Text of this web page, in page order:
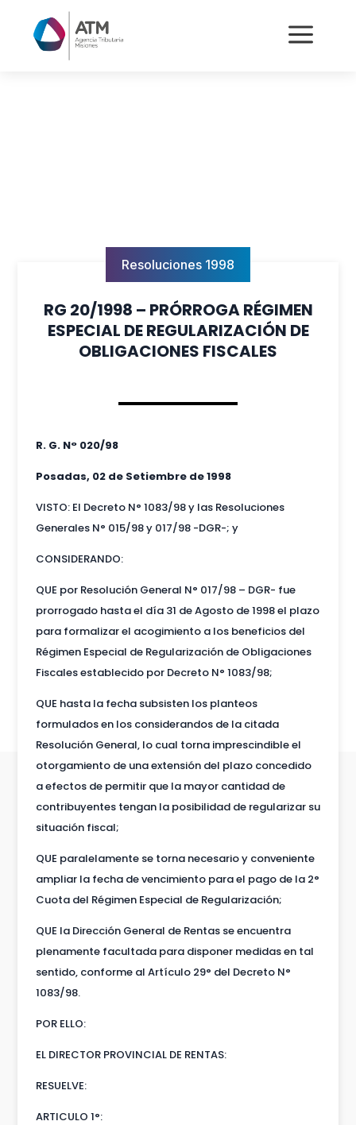
a
Resoluciones 1998
RG 20/1998 – PRÓRROGA RÉGIMEN
ESPECIAL DE REGULARIZACIÓN DE
OBLIGACIONES FISCALES
R. G. N° 020/98
Posadas, 02 de Setiembre de 1998
VISTO: El Decreto N° 1083/98 y las Resoluciones
Generales N° 015/98 y 017/98 -DGR-; y
CONSIDERANDO:
QUE por Resolución General N° 017/98 – DGR- fue
prorrogado hasta el día 31 de Agosto de 1998 el plazo
para formalizar el acogimiento a los beneficios del
Régimen Especial de Regularización de Obligaciones
Fiscales establecido por Decreto N° 1083/98;
QUE hasta la fecha subsisten los planteos
formulados en los considerandos de la citada
Resolución General, lo cual torna imprescindible el
otorgamiento de una extensión del plazo concedido
a efectos de permitir que la mayor cantidad de
contribuyentes tengan la posibilidad de regularizar su
situación fiscal;
QUE paralelamente se torna necesario y conveniente
ampliar la fecha de vencimiento para el pago de la 2°
Cuota del Régimen Especial de Regularización;
QUE la Dirección General de Rentas se encuentra
plenamente facultada para disponer medidas en tal
sentido, conforme al Artículo 29° del Decreto N°
1083/98.
POR ELLO:
EL DIRECTOR PROVINCIAL DE RENTAS:
RESUELVE:
ARTICULO 1°: